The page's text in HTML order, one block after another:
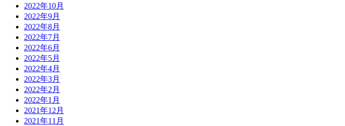
2022年10月
2022年9月
2022年8月
2022年7月
2022年6月
2022年5月
2022年4月
2022年3月
2022年2月
2022年1月
2021年12月
2021年11月